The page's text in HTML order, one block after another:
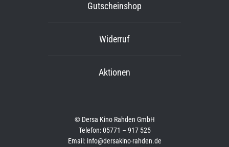
Gutscheinshop
Widerruf
Aktionen
© Dersa Kino Rahden GmbH
Telefon: 05771 – 917 525
Email: info@dersakino-rahden.de